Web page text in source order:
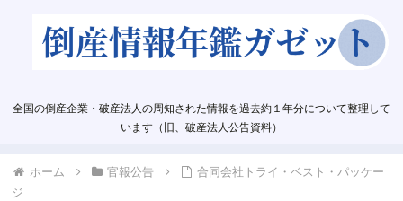
全国の倒産企業・破産法人の周知された情報を過去約１年分について整理して
います（旧、破産法人公告資料）
ホーム 官報公告
合同会社トライ・ベスト・パッケー
ジ